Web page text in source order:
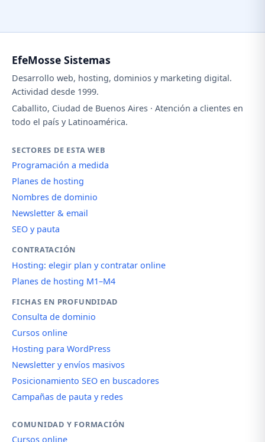
EfeMosse Sistemas
Desarrollo web, hosting, dominios y marketing digital.
Actividad desde 1999.
Caballito, Ciudad de Buenos Aires · Atención a clientes en
todo el país y Latinoamérica.
SECTORES DE ESTA WEB
Programación a medida
Planes de hosting
Nombres de dominio
Newsletter & email
SEO y pauta
CONTRATACIÓN
Hosting: elegir plan y contratar online
Planes de hosting M1–M4
FICHAS EN PROFUNDIDAD
Consulta de dominio
Cursos online
Hosting para WordPress
Newsletter y envíos masivos
Posicionamiento SEO en buscadores
Campañas de pauta y redes
COMUNIDAD Y FORMACIÓN
Cursos online